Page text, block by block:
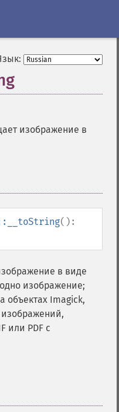
изображение в
():
в виде
изображение;
объектах Imagick,
изображений,
или PDF с